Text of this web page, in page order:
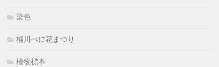
染色
桶川べに花まつり
植物標本